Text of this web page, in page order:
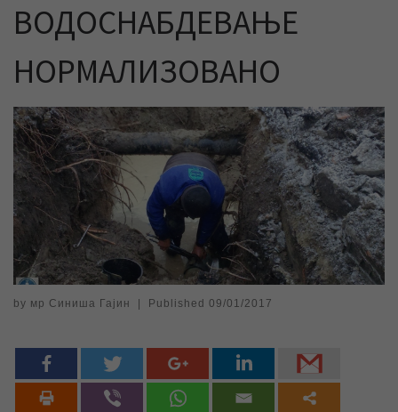
ВОДОСНАБДЕВАЊЕ
НОРМАЛИЗОВАНО
by мр Синиша Гајин Published 09/01/2017